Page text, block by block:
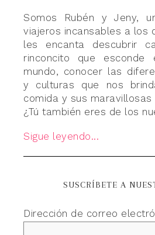
Somos Rubén y Jeny,
viajeros incansables a los
les encanta descubrir
rinconcito que esconde
mundo, conocer las
y culturas que nos
comida y sus maravillosas
¿Tú también eres de los
Sigue leyendo...
SUSCRÍBETE A
Dirección de correo